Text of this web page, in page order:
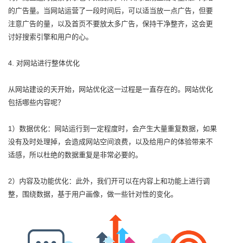
的广告量。当网站运营了一段时间后，可以适当放一点广告，但要
注意广告的量，以及首页不要放太多广告，保持干净整齐，这会更
讨好搜索引擎和用户的心。
4. 对网站进行整体优化
从网站建设的天开始，网站优化这一过程是一直存在的。网站优化
包括哪些内容呢？
1）数据优化：网站运行到一定程度时，会产生大量重复数据，如果
没有及时处理掉，会造成网站空间浪费，以及给用户的体验带来不
适感，所以杜绝的数据重复是非常必要的。
2）内容及功能优化：此外，我们开可以在内容上和功能上进行调
整，围绕数据，基于用户画像，做一些针对性的变化。